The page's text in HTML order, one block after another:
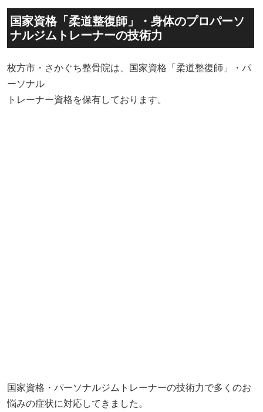
国家資格「柔道整復師」・身体のプロパーソ
ナルジムトレーナーの技術力
枚方市・さかぐち整骨院は、国家資格「柔道整復師」・パ
ーソナル
トレーナー資格を保有しております。
高い技術力の整体をしっかり受けたいといった方に当整体